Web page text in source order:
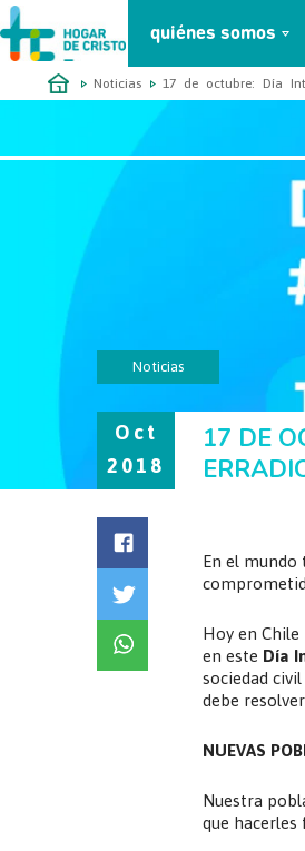
quiénes somos
займ онлайн без проверок
Noticias 17 de octubre: Día
Noticias
Oct
2018
17 DE
En el mundo
Hoy en Chile
en este Día
sociedad
debe
NUEVAS
Nuestra
que hacerles